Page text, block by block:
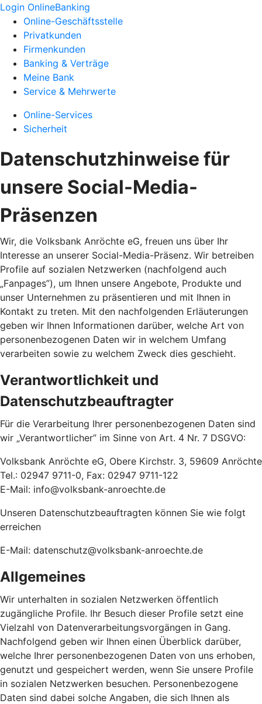
Login OnlineBanking
Online-Geschäftsstelle
Privatkunden
Firmenkunden
Banking & Verträge
Meine Bank
Service & Mehrwerte
Online-Services
Sicherheit
Datenschutzhinweise für
unsere Social-Media-
Präsenzen
Wir, die Volksbank Anröchte eG, freuen uns über Ihr
Interesse an unserer Social-Media-Präsenz. Wir betreiben
Profile auf sozialen Netzwerken (nachfolgend auch
„Fanpages”), um Ihnen unsere Angebote, Produkte und
unser Unternehmen zu präsentieren und mit Ihnen in
Kontakt zu treten. Mit den nachfolgenden Erläuterungen
geben wir Ihnen Informationen darüber, welche Art von
personenbezogenen Daten wir in welchem Umfang
verarbeiten sowie zu welchem Zweck dies geschieht.
Verantwortlichkeit und
Datenschutzbeauftragter
Für die Verarbeitung Ihrer personenbezogenen Daten sind
wir „Verantwortlicher” im Sinne von Art. 4 Nr. 7 DSGVO:
Volksbank Anröchte eG, Obere Kirchstr. 3, 59609 Anröchte
Tel.: 02947 9711-0, Fax: 02947 9711-122
E-Mail: info@volksbank-anroechte.de
Unseren Datenschutzbeauftragten können Sie wie folgt
erreichen
E-Mail: datenschutz@volksbank-anroechte.de
Allgemeines
Wir unterhalten in sozialen Netzwerken öffentlich
zugängliche Profile. Ihr Besuch dieser Profile setzt eine
Vielzahl von Datenverarbeitungsvorgängen in Gang.
Nachfolgend geben wir Ihnen einen Überblick darüber,
welche Ihrer personenbezogenen Daten von uns erhoben,
genutzt und gespeichert werden, wenn Sie unsere Profile
in sozialen Netzwerken besuchen. Personenbezogene
Daten sind dabei solche Angaben, die sich Ihnen als